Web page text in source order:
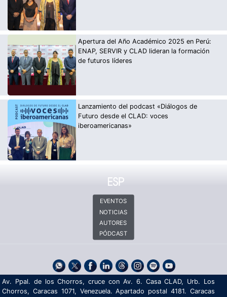
Apertura del Año Académico 2025 en Perú:
ENAP, SERVIR y CLAD lideran la formación
de futuros líderes
Lanzamiento del podcast «Diálogos de
Futuro desde el CLAD: voces
iberoamericanas»
EVENTOS
NOTICIAS
AUTORES
PÓDCAST
Av. Ppal. de los Chorros, cruce con Av. 6. Casa CLAD, Urb. Los
Chorros, Caracas 1071, Venezuela. Apartado postal 4181. Caracas